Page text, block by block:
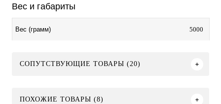
Вес и габариты
Вес (грамм) 5000
СОПУТСТВУЮЩИЕ ТОВАРЫ (20)
ПОХОЖИЕ ТОВАРЫ (8)